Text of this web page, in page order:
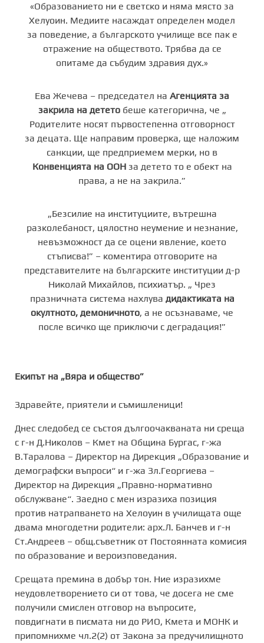
«Образованието ни е светско и няма място за
Хелуоин. Медиите насаждат определен модел
за поведение, а българското училище все пак е
отражение на обществото. Трябва да се
опитаме да събудим здравия дух.»
Ева Жечева – председател на Агенцията за
закрила на дететобеше категорична, че „
Родителите носят първостепенна отговорност
за децата. Ще направим проверка, ще наложим
санкции, ще предприемем мерки, но в
Конвенцията на ООНза детето то е обект на
права, а не на закрила.”
„Безсилие на институциите, вътрешна
разколебаност, цялостно неумение и незнание,
невъзможност да се оцени явление, което
стъписва!” – коментира отговорите на
представителите на българските институции д-р
Николай Михайлов, психиатър. „ Чрез
празничната система нахлува дидактиката на
окултното, демоничното, а не осъзнаваме, че
после всичко ще приключи с деградация!”
Екипът на „Вяра и общество”
Здравейте, приятели и съмишленици!
Днес следобед се състоя дългоочакваната ни среща
с г-н Д.Николов – Кмет на Община Бургас, г-жа
В.Таралова – Директор на Дирекция „Образование и
демографски въпроси“ и г-жа Зл.Георгиева –
Директор на Дирекция „Правно-нормативно
обслужване“. Заедно с мен изразиха позиция
против натрапването на Хелоуин в училищата още
двама многодетни родители: арх.Л. Банчев и г-н
Ст.Андреев – общ.съветник от Постоянната комисия
по образование и вероизповедания.
Срещата премина в добър тон. Ние изразихме
неудовлетворението си от това, че досега не сме
получили смислен отговор на въпросите,
повдигнати в писмата ни до РИО, Кмета и МОНК и
припомнихме чл.2(2) от Закона за предучилищното